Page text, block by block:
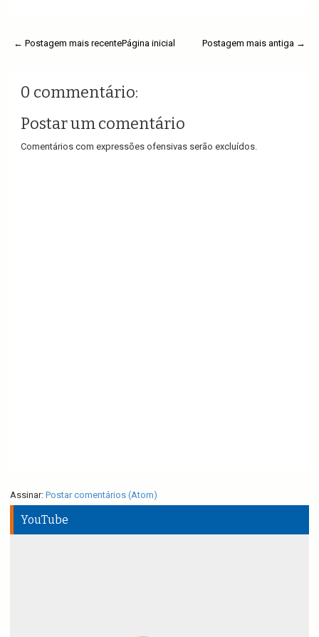
← Postagem mais recente Postagem mais antiga →
Página inicial
0 commentário:
Postar um comentário
Comentários com expressões ofensivas serão excluídos.
Assinar: Postar comentários (Atom)
YouTube